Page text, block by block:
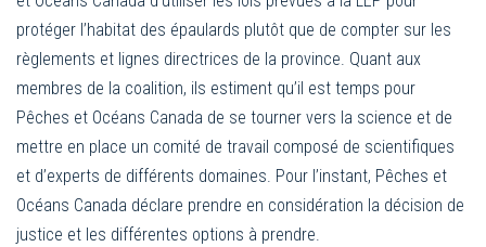
protéger l’habitat des épaulards plutôt que de compter sur les
règlements et lignes directrices de la province. Quant aux
membres de la coalition, ils estiment qu’il est temps pour
Pêches et Océans Canada de se tourner vers la science et de
mettre en place un comité de travail composé de scientifiques
et d’experts de différents domaines. Pour l’instant, Pêches et
Océans Canada déclare prendre en considération la décision de
justice et les différentes options à prendre.